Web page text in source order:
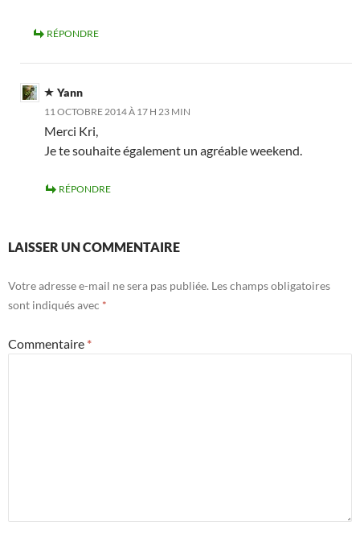
RÉPONDRE
Yann
11 OCTOBRE 2014 À 17 H 23 MIN
Merci Kri,
Je te souhaite également un agréable weekend.
RÉPONDRE
LAISSER UN COMMENTAIRE
Votre adresse e-mail ne sera pas publiée. Les champs obligatoires
sont indiqués avec *
Commentaire *